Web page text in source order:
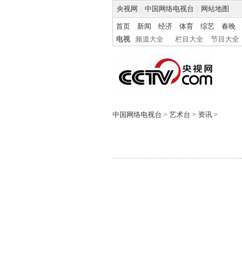
央视网 中国网络电视台 网站地图
首页 新闻 经济 体育 综艺 春晚
电视
频道大全 栏目大全 节目大全
中国网络电视台 > 艺术台 > 资讯 >